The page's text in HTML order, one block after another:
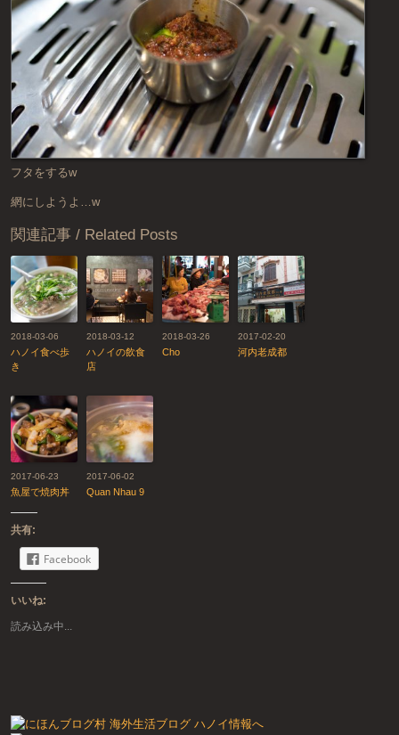
フタをするw
網にしようよ…w
関連記事 / Related Posts
2018-03-06
ハノイ食べ歩
き
2018-03-12
ハノイの飲食
店
2018-03-26
Cho
2017-02-20
河内老成都
2017-06-23
魚屋で焼肉丼
2017-06-02
Quan Nhau 9
共有:
Facebook
いいね:
読み込み中...